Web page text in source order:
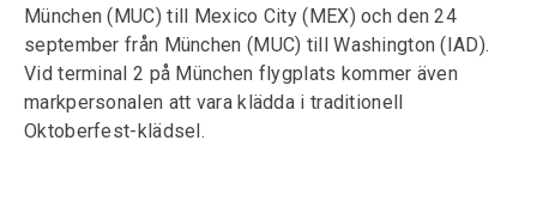
München (MUC) till Mexico City (MEX) och den 24
september från München (MUC) till Washington (IAD).
Vid terminal 2 på München flygplats kommer även
markpersonalen att vara klädda i traditionell
Oktoberfest-klädsel.